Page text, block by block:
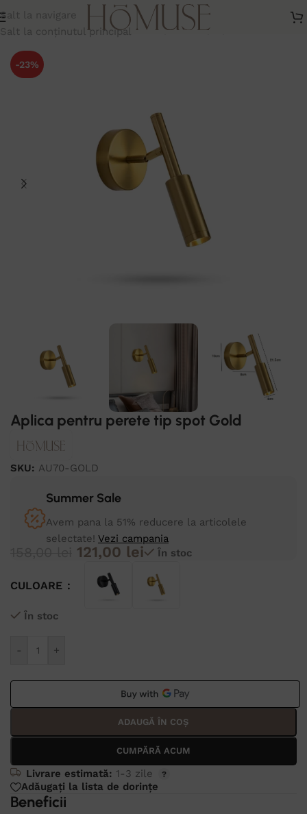
Salt la navigare
Salt la conținutul principal
Home - Aplice - Aplica pentru perete tip spot Gold
-23%
Aplica pentru perete tip spot Gold
SKU: AU70-GOLD
Summer Sale
Avem pana la 51% reducere la articolele
selectate! Vezi campania
121,00 lei În stoc
CULOARE
În stoc
- +
ADAUGĂ ÎN COȘ
CUMPĂRĂ ACUM
Livrare estimată: 1-3 zile
Adăugați la lista de dorințe
Beneficii